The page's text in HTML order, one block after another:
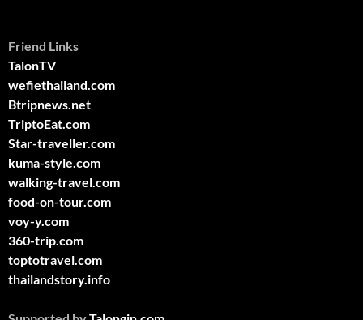
Friend Links
TalonTV
wefiethailand.com
Btripnews.net
TriptoEat.com
Star-traveller.com
kuma-style.com
walking-travel.com
food-on-tour.com
voy-y.com
360-trip.com
toptotravel.com
thailandstory.info